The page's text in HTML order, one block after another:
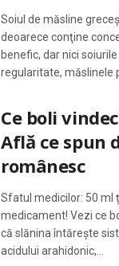
Soiul de măsline
deoarece conţine
benefic, dar nici
regularitate, măslinele
Ce boli
Află ce spun
românesc
Sfatul medicilor: 50 ml
medicament! Vezi ce
că slănina întăreşte
acidului arahidonic,...